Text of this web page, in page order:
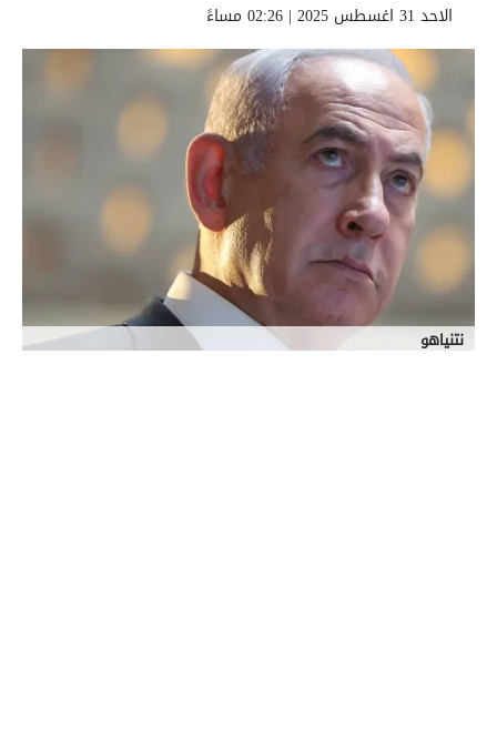
الاحد 31 اغسطس 2025 | 02:26 مساءً
نتنياهو